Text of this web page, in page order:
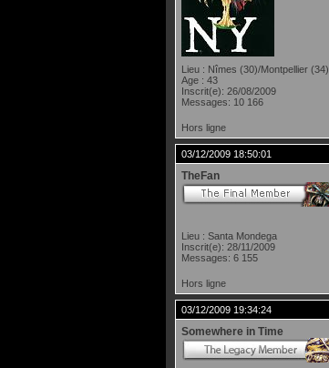
Lieu : Nîmes (30)/Montpellier (34)
Age : 43
Inscrit(e): 26/08/2009
Messages: 10 166
Hors ligne
03/12/2009 18:50:01
TheFan
Lieu : Santa Mondega
Inscrit(e): 28/11/2009
Messages: 6 155
Hors ligne
03/12/2009 19:34:24
Somewhere in Time